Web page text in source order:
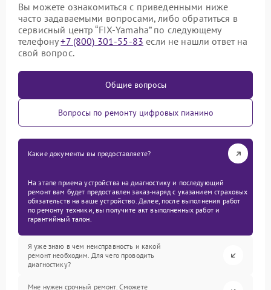
Вы можете ознакомиться с приведенными ниже
часто задаваемыми вопросами, либо обратиться в
сервисный центр “FIX-Yamaha” по следующему
телефону+7 (800) 301-55-83 если не нашли ответ на
свой вопрос.
Общие вопросы
Вопросы по ремонту цифровых пианино
Какие документы вы предоставляете?
На этапе приема устройства на диагностику и последующий
ремонт вам будет предоставлен заказ-наряд с указанием страховых
обязательств на ваше устройство. Далее, после выполнения работ
по ремонту техники, вы получите акт выполненных работ и
гарантийный талон.
Я уже знаю в чем неисправность и какой
ремонт необходим. Для чего проводить
диагностику?
Мне нужен срочный ремонт. Сможете